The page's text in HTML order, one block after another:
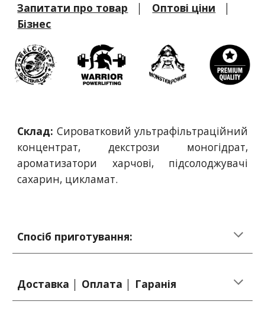
Запитати про товар │ Оптові ціни │
Бізнес
Склад: Сироватковий ультрафільтраційний
концентрат, декстрози моногідрат,
ароматизатори харчові, підсолоджувачі
сахарин, цикламат.
Спосіб приготування:
Доставка │ Оплата │ Гаранія